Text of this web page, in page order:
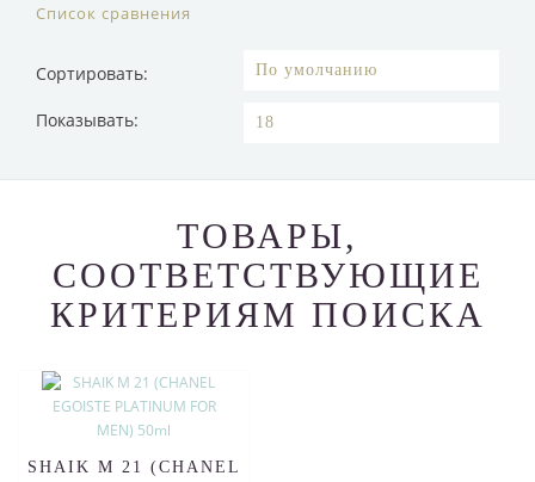
Список сравнения
Сортировать:
Показывать:
ТОВАРЫ,
СООТВЕТСТВУЮЩИЕ
КРИТЕРИЯМ ПОИСКА
SHAIK M 21 (CHANEL